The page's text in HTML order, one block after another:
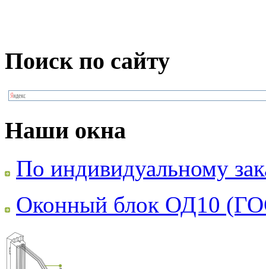
Поиск по сайту
Наши окна
По индивидуальному
Оконный блок ОД10